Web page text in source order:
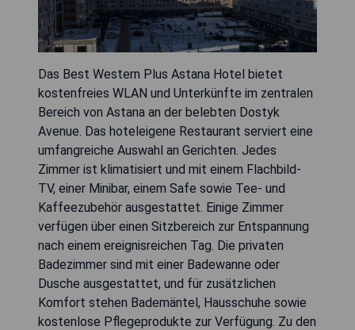
Das Best Western Plus Astana Hotel bietet
kostenfreies WLAN und Unterkünfte im zentralen
Bereich von Astana an der belebten Dostyk
Avenue. Das hoteleigene Restaurant serviert eine
umfangreiche Auswahl an Gerichten. Jedes
Zimmer ist klimatisiert und mit einem Flachbild-
TV, einer Minibar, einem Safe sowie Tee- und
Kaffeezubehör ausgestattet. Einige Zimmer
verfügen über einen Sitzbereich zur Entspannung
nach einem ereignisreichen Tag. Die privaten
Badezimmer sind mit einer Badewanne oder
Dusche ausgestattet, und für zusätzlichen
Komfort stehen Bademäntel, Hausschuhe sowie
kostenlose Pflegeprodukte zur Verfügung. Zu den